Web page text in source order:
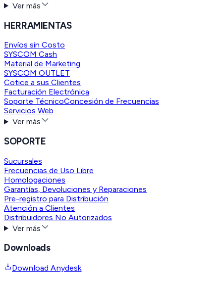
Ver más
HERRAMIENTAS
Envíos sin Costo
SYSCOM Cash
Material de Marketing
SYSCOM OUTLET
Cotice a sus Clientes
Facturación Electrónica
Soporte TécnicoConcesión de Frecuencias
Servicios Web
Ver más
SOPORTE
Sucursales
Frecuencias de Uso Libre
Homologaciones
Garantías, Devoluciones y Reparaciones
Pre-registro para Distribución
Atención a Clientes
Distribuidores No Autorizados
Ver más
Downloads
Download Anydesk